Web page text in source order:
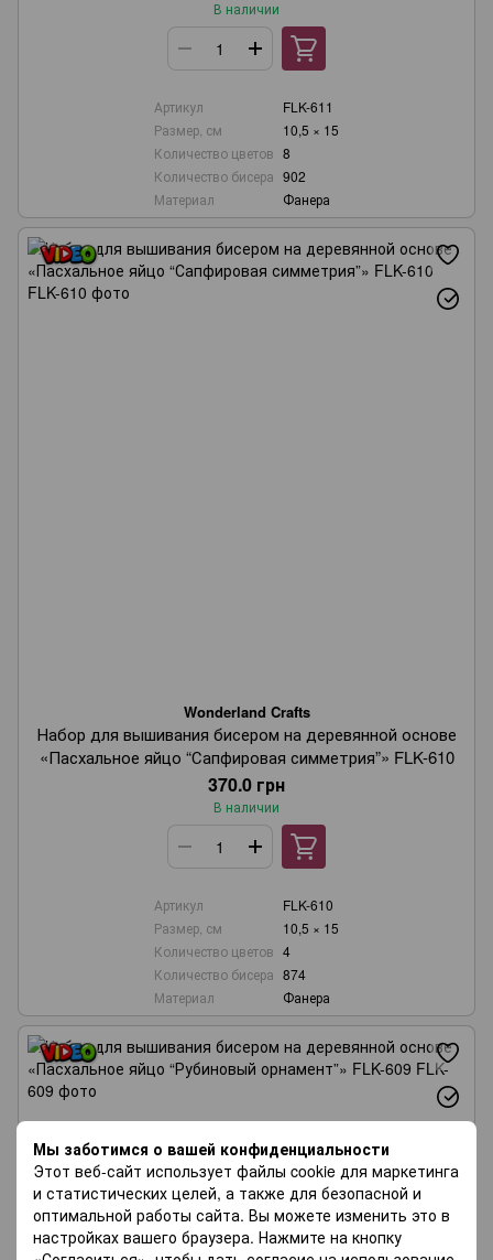
Мы заботимся о вашей конфиденциальности
Этот веб-сайт использует файлы cookie для маркетинга
и статистических целей, а также для безопасной и
оптимальной работы сайта. Вы можете изменить это в
настройках вашего браузера. Нажмите на кнопку
В наличии
Артикул
FLK-611
Размер, см
10,5 × 15
Количество цветов 8
Количество бисера 902
Материал
Фанера
Wonderland Crafts
Набор для вышивания бисером на деревянной основе
«Пасхальное яйцо “Сапфировая симметрия”» FLK-610
370.0 грн
В наличии
Артикул
FLK-610
Размер, см
10,5 × 15
Количество цветов 4
Количество бисера 874
Материал
Фанера